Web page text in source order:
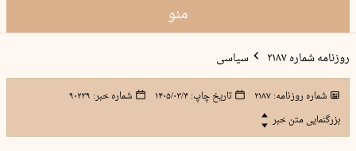
منو
روزنامه شماره ۲۱۸۷ سیاسی
شماره روزنامه:۲۱۸۷ تاریخ چاپ:۱۴۰۵/۰۳/۴ شماره خبر: ۹۰۲۳۹
بزرگنمایی متن خبر